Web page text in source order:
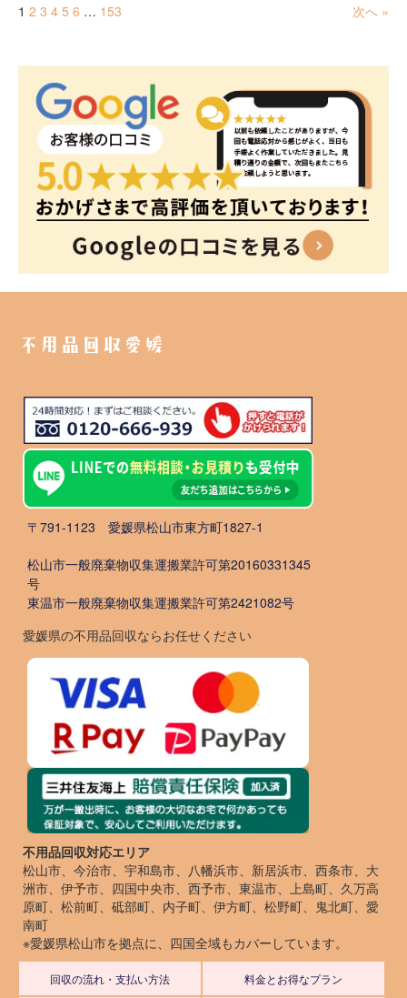
1 2 3 4 5 6 … 153 次へ »
不用品回収愛媛
〒791-1123 愛媛県松山市東方町1827-1
松山市一般廃棄物収集運搬業許可第20160331345
号
東温市一般廃棄物収集運搬業許可第2421082号
愛媛県の不用品回収ならお任せください
不用品回収対応エリア
松山市、今治市、宇和島市、八幡浜市、新居浜市、西条市、大
洲市、伊予市、四国中央市、西予市、東温市、上島町、久万高
原町、松前町、砥部町、内子町、伊方町、松野町、鬼北町、愛
南町
※愛媛県松山市を拠点に、四国全域もカバーしています。
回収の流れ・支払い方法 料金とお得なプラン